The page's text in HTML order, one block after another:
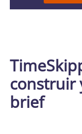
construir
brief